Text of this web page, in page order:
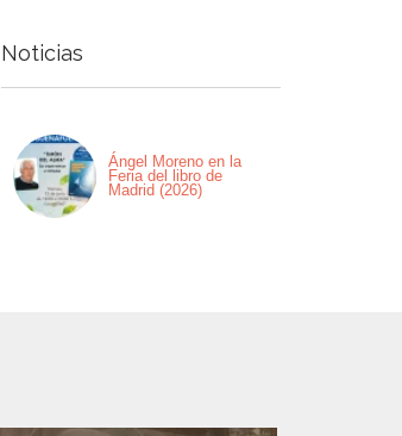
Noticias
Ángel Moreno en la
Feria del libro de
Madrid (2026)